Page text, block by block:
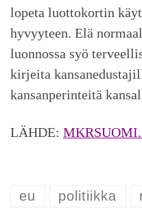
lopeta luottokortin
hyvyyteen. Elä
luonnossa syö
kirjeita
kansanperinteitä
LÄHDE:
eu politiikka